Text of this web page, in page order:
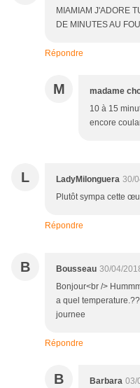
MIAMIAM J'ADORE
DE MINUTES AU
Répondre
M madame
10 à 15
encore
L LadyMilonguera 30/
Plutôt sympa cette
Répondre
B Bousseau 30/04/
Bonjour<br />
a quel
journee
Répondre
B Barbara 03/